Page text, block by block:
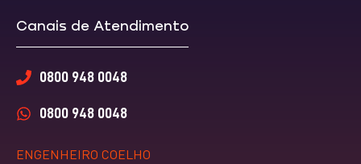
ENGENHEIRO COELHO
Canais de Atendimento
0800 948 0048
0800 948 0048